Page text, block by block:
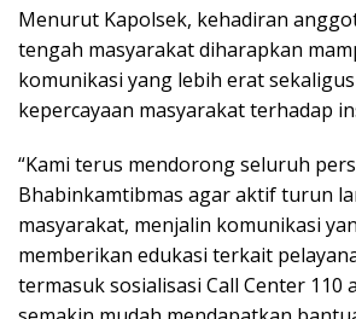
Menurut Kapolsek, kehadiran
tengah masyarakat diharapkan
komunikasi yang lebih erat
kepercayaan masyarakat terhadap
“Kami terus mendorong seluruh
Bhabinkamtibmas agar aktif turun
masyarakat, menjalin komunikasi
memberikan edukasi terkait
termasuk sosialisasi Call Center 110